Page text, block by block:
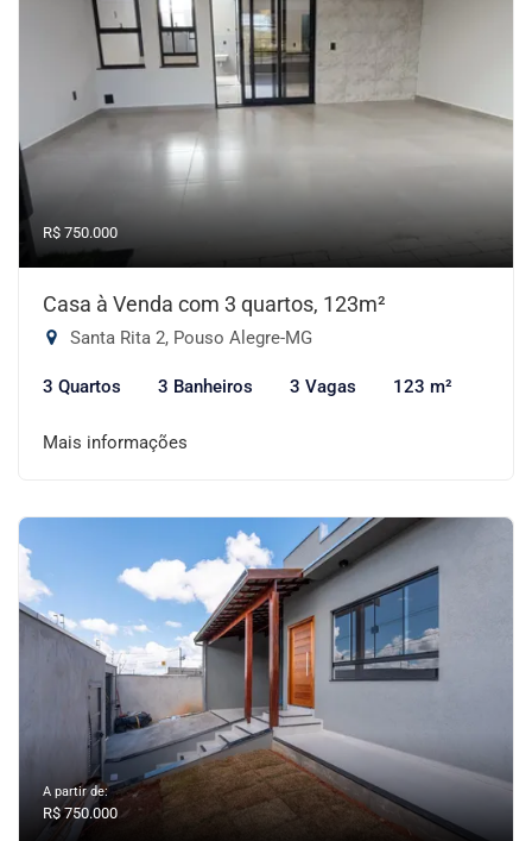
R$ 750.000
Casa à Venda com 3 quartos, 123m²
Santa Rita 2, Pouso Alegre-MG
3 Quartos 3 Banheiros 3 Vagas 123 m²
Mais informações
A partir de:
R$ 750.000